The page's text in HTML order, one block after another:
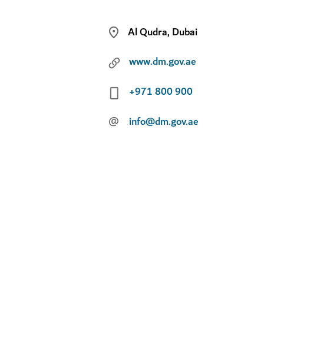
Al Qudra, Dubai
www.dm.gov.ae
+971 800 900
@ info@dm.gov.ae